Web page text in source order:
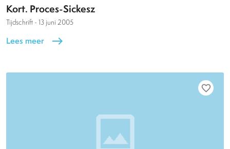
Kort. Proces-Sickesz
Tijdschrift - 13 juni 2005
Lees meer east
favorite_border